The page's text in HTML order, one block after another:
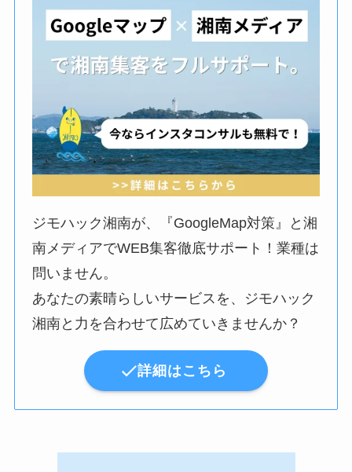
ジモハック湘南が、『GoogleMap対策』と湘
南メディアでWEB集客徹底サポート！業種は
問いません。
あなたの素晴らしいサービスを、ジモハック
湘南と力を合わせて広めていきませんか？
詳細はこちら